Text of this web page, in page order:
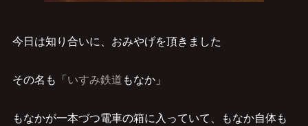
今日は知り合いに、おみやげを頂きました
その名も「いすみ鉄道もなか」
もなかが一本づつ電車の箱に入っていて、もなか自体も